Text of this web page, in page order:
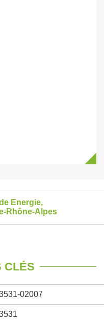
Energie,
Rhône-Alpes
CLÉS
02007